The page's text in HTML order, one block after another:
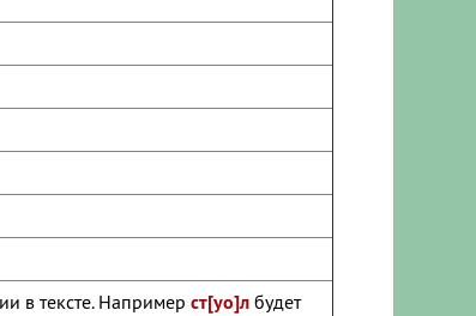
в тексте. Например ст[уо]лбудет